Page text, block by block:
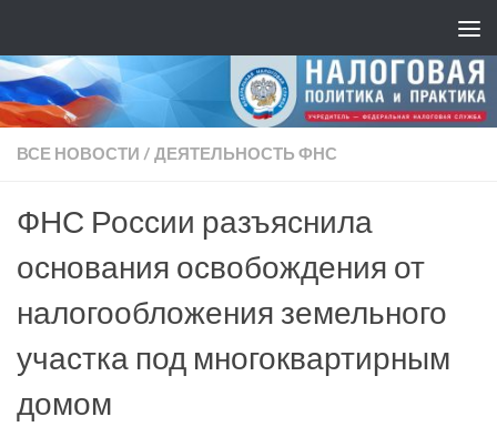
ВСЕ НОВОСТИ/ДЕЯТЕЛЬНОСТЬ ФНС
ФНС России разъяснила
основания освобождения от
налогообложения земельного
участка под многоквартирным
домом